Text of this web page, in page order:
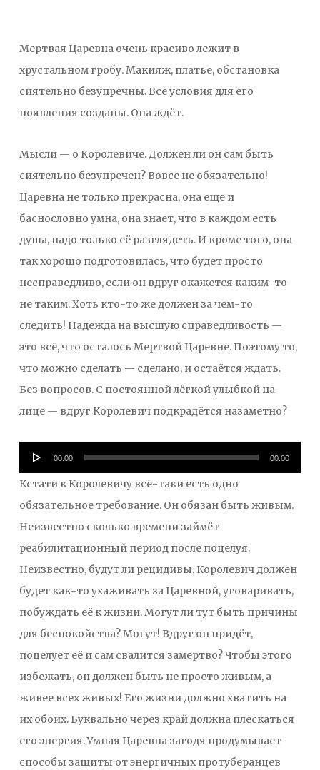
Мертвая Царевна очень красиво лежит в
хрустальном гробу. Макияж, платье, обстановка
сиятельно безупречны. Все условия для его
появления созданы. Она ждёт.
Мысли — о Королевиче. Должен ли он сам быть
сиятельно безупречен? Вовсе не обязательно!
Царевна не только прекрасна, она еще и
баснословно умна, она знает, что в каждом есть
душа, надо только её разглядеть. И кроме того, она
так хорошо подготовилась, что будет просто
несправедливо, если он вдруг окажется каким-то
не таким. Хоть кто-то же должен за чем-то
следить! Надежда на высшую справедливость —
это всё, что осталось Мертвой Царевне. Поэтому то,
что можно сделать — сделано, и остаётся ждать.
Без вопросов. С постоянной лёгкой улыбкой на
лице — вдруг Королевич подкрадётся назаметно?
Аудиоплеер
00:00 00:00
Кстати к Королевичу всё-таки есть одно
обязательное требование. Он обязан быть живым.
Неизвестно сколько времени займёт
реабилитационный период после поцелуя.
Неизвестно, будут ли рецидивы. Королевич должен
будет как-то ухаживать за Царевной, уговаривать,
побуждать её к жизни. Могут ли тут быть причины
для беспокойства? Могут! Вдруг он придёт,
поцелует её и сам свалится замертво? Чтобы этого
избежать, он должен быть не просто живым, а
живее всех живых! Его жизни должно хватить на
их обоих. Буквально через край должна плескаться
его энергия. Умная Царевна загодя продумывает
способы защиты от энергичных протуберанцев